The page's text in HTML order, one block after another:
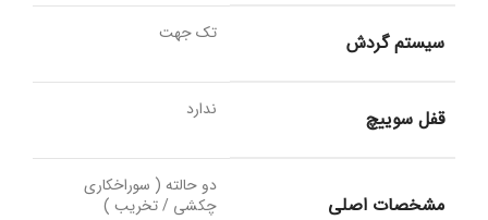
سیستم گردش تک جهت
قفل سوییچ ندارد
مشخصات اصلی
دو حالته ( سوراخکاری
چکشی / تخریب )